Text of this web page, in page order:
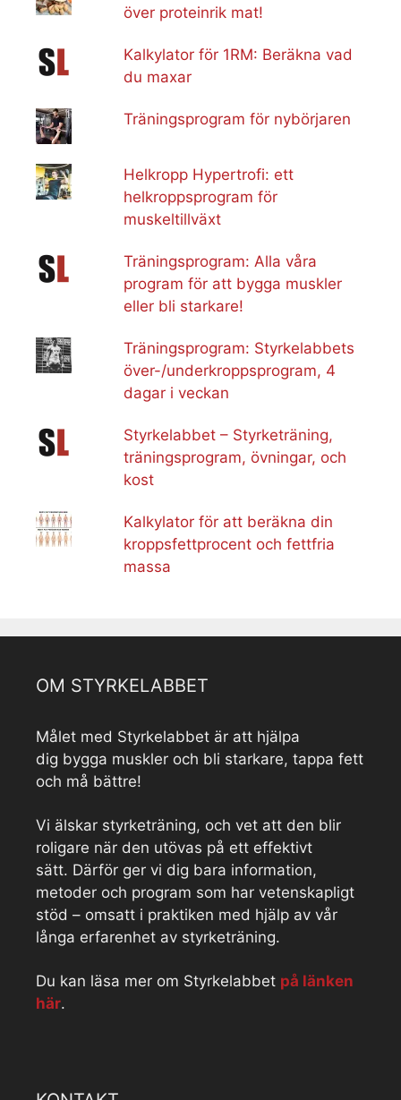
över proteinrik mat!
Kalkylator för 1RM: Beräkna vad
du maxar
Träningsprogram för nybörjaren
Helkropp Hypertrofi: ett
helkroppsprogram för
muskeltillväxt
Träningsprogram: Alla våra
program för att bygga muskler
eller bli starkare!
Träningsprogram: Styrkelabbets
över-/underkroppsprogram, 4
dagar i veckan
Styrkelabbet – Styrketräning,
träningsprogram, övningar, och
kost
Kalkylator för att beräkna din
kroppsfettprocent och fettfria
massa
OM STYRKELABBET
Målet med Styrkelabbet är att hjälpa
dig bygga muskler och bli starkare, tappa fett
och må bättre!
Vi älskar styrketräning, och vet att den blir
roligare när den utövas på ett effektivt
sätt. Därför ger vi dig bara information,
metoder och program som har vetenskapligt
stöd – omsatt i praktiken med hjälp av vår
långa erfarenhet av styrketräning.
Du kan läsa mer om Styrkelabbet på länken
här.